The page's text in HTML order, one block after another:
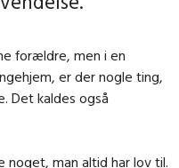
forældre, men i en
er der nogle ting,
Det kaldes også
man altid har lov til.